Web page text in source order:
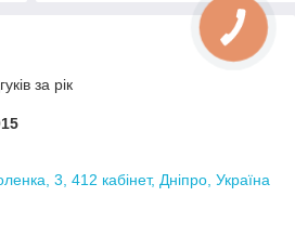
за рік
3, 412 кабінет, Дніпро, Україна